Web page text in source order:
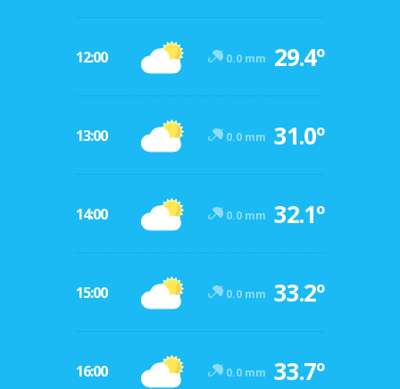
12:00 0.0 mm 29.4º
13:00 0.0 mm 31.0º
14:00 0.0 mm 32.1º
15:00 0.0 mm 33.2º
16:00 0.0 mm 33.7º